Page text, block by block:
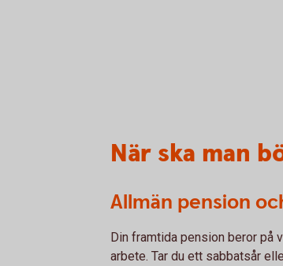
När ska man
Allmän pension
Din framtida pension beror på
arbete. Tar du ett sabbatsår